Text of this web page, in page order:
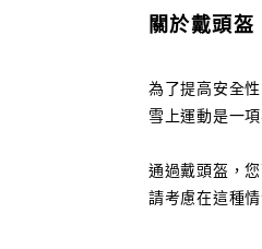
關於戴頭盔
為了提高安全
雪上運動是一
通過戴頭盔，
請考慮在這種